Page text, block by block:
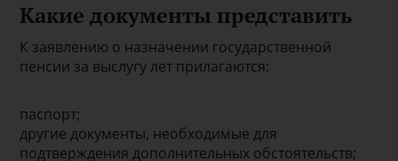
Какие документы представить
К заявлению о назначении государственной
пенсии за выслугу лет прилагаются:
паспорт;
другие документы, необходимые для
подтверждения дополнительных обстоятельств;